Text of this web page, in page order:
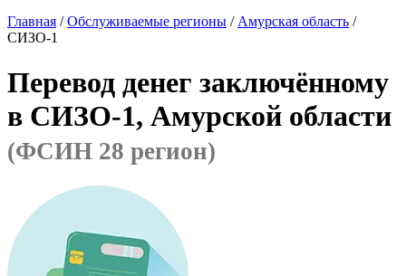
Главная /Обслуживаемые регионы / Амурская область /
СИЗО-1
Перевод денег заключённому
в СИЗО-1, Амурской области
(ФСИН 28 регион)